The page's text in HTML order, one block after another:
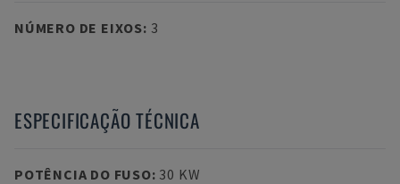
NÚMERO DE EIXOS: 3
ESPECIFICAÇÃO TÉCNICA
POTÊNCIA DO FUSO: 30 KW